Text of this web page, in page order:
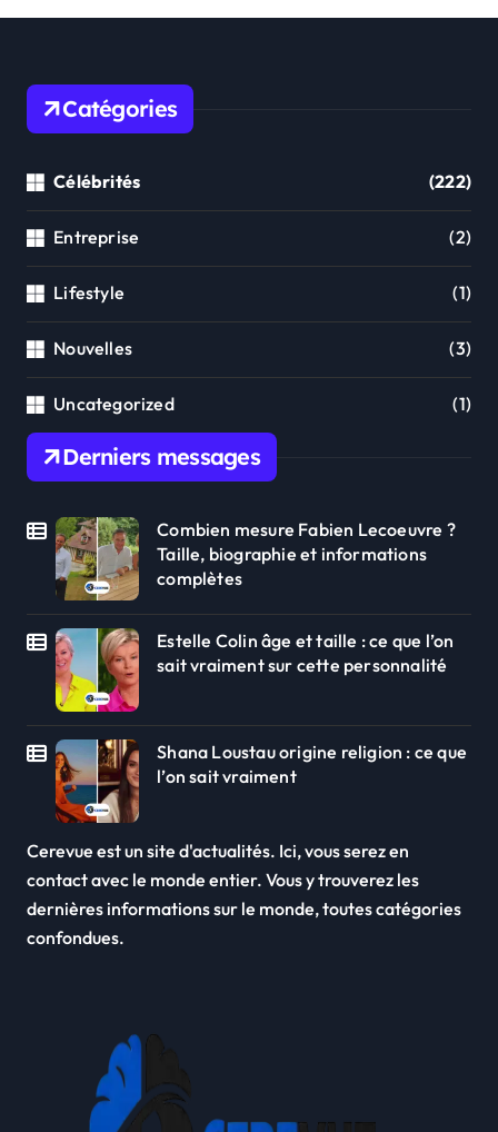
Catégories
Célébrités (222)
Entreprise (2)
Lifestyle (1)
Nouvelles (3)
Uncategorized (1)
Derniers messages
Combien mesure Fabien Lecoeuvre ?
Taille, biographie et informations
complètes
Estelle Colin âge et taille : ce que l’on
sait vraiment sur cette personnalité
Shana Loustau origine religion : ce que
l’on sait vraiment
Cerevue est un site d'actualités. Ici, vous serez en
contact avec le monde entier. Vous y trouverez les
dernières informations sur le monde, toutes catégories
confondues.